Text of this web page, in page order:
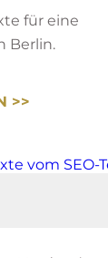
für eine
Berlin.
>>